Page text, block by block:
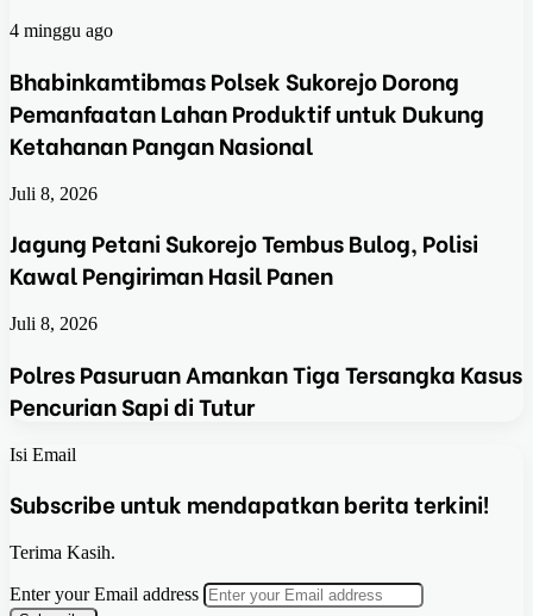
4 minggu ago
Bhabinkamtibmas Polsek Sukorejo Dorong
Pemanfaatan Lahan Produktif untuk Dukung
Ketahanan Pangan Nasional
Juli 8, 2026
Jagung Petani Sukorejo Tembus Bulog, Polisi
Kawal Pengiriman Hasil Panen
Juli 8, 2026
Polres Pasuruan Amankan Tiga Tersangka Kasus
Pencurian Sapi di Tutur
Isi Email
Subscribe untuk mendapatkan berita terkini!
Terima Kasih.
Enter your Email address